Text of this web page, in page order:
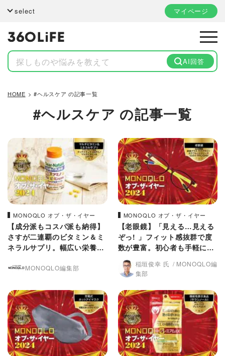
select マイページ
AI回答
HOME #ヘルスケア の記事一覧
#ヘルスケア の記事一覧
MONOQLO オブ・ザ・イヤー
【成分派もコスパ派も納得】
さすが二連覇のビタミン＆ミ
ネラルサプリ。幅広い栄養素
O 2024年ベストバイ】
MONOQLO編集部
MONOQLO オブ・ザ・イヤー
【老眼鏡】「見える…見える
ぞっ! 」フィット感抜群で度
数が豊富。初心者も手軽に買
える【MONOQLO 2024年ベ
ストバイ】
稲垣俊幸 氏
MONOQLO編
集部